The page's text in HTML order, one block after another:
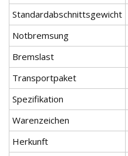
Standardabschnittsgewicht
Notbremsung
Bremslast
Transportpaket
Spezifikation
Warenzeichen
Herkunft